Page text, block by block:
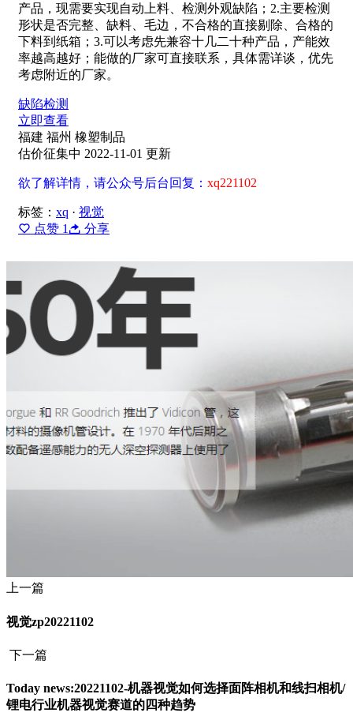
产品，现需要实现自动上料、检测外观缺陷；2.主要检测
形状是否完整、缺料、毛边，不合格的直接剔除、合格的
下料到纸箱；3.可以考虑先兼容十几二十种产品，产能效
率越高越好；能做的厂家可直接联系，具体需详谈，优先
考虑附近的厂家。
缺陷检测
立即查看
福建 福州 橡塑制品
估价征集中 2022-11-01 更新
欲了解详情，请公众号后台回复： xq221102
标签： xq · 视觉
点赞 1 分享
上一篇
视觉zp20221102
下一篇
Today news:20221102-机器视觉如何选择面阵相机和线扫相机/
锂电行业机器视觉赛道的四种趋势